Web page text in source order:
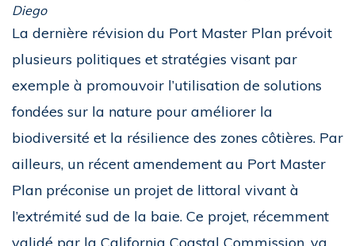
Diego
La dernière révision du Port Master Plan prévoit
plusieurs politiques et stratégies visant par
exemple à promouvoir l’utilisation de solutions
fondées sur la nature pour améliorer la
biodiversité et la résilience des zones côtières. Par
ailleurs, un récent amendement au Port Master
Plan préconise un projet de littoral vivant à
l’extrémité sud de la baie. Ce projet, récemment
validé par la California Coastal Commission, va